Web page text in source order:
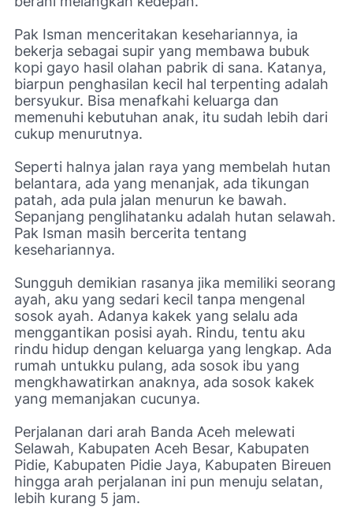
Pak Isman menceritakan kesehariannya, ia
bekerja sebagai supir yang membawa bubuk
kopi gayo hasil olahan pabrik di sana. Katanya,
biarpun penghasilan kecil hal terpenting adalah
bersyukur. Bisa menafkahi keluarga dan
memenuhi kebutuhan anak, itu sudah lebih dari
cukup menurutnya.
Seperti halnya jalan raya yang membelah hutan
belantara, ada yang menanjak, ada tikungan
patah, ada pula jalan menurun ke bawah.
Sepanjang penglihatanku adalah hutan selawah.
Pak Isman masih bercerita tentang
kesehariannya.
Sungguh demikian rasanya jika memiliki seorang
ayah, aku yang sedari kecil tanpa mengenal
sosok ayah. Adanya kakek yang selalu ada
menggantikan posisi ayah. Rindu, tentu aku
rindu hidup dengan keluarga yang lengkap. Ada
rumah untukku pulang, ada sosok ibu yang
mengkhawatirkan anaknya, ada sosok kakek
yang memanjakan cucunya.
Perjalanan dari arah Banda Aceh melewati
Selawah, Kabupaten Aceh Besar, Kabupaten
Pidie, Kabupaten Pidie Jaya, Kabupaten Bireuen
hingga arah perjalanan ini pun menuju selatan,
lebih kurang 5 jam.